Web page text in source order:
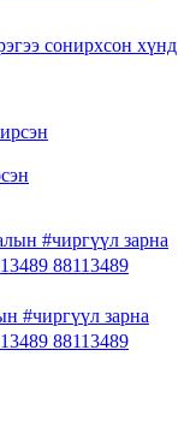
сонирхсон хүнд
#чиргүүл зарна
88113489